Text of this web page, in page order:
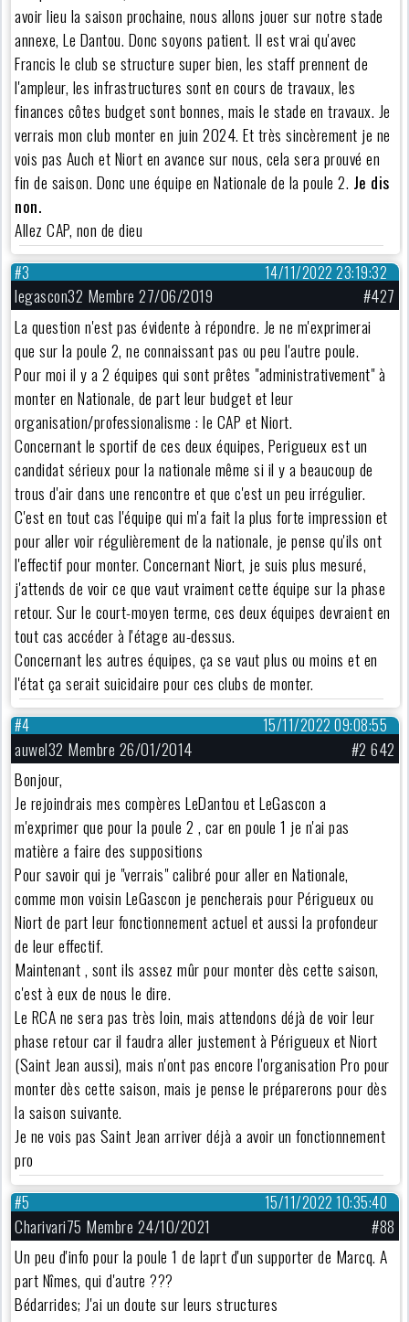
avoir lieu la saison prochaine, nous allons jouer sur notre stade
annexe, Le Dantou. Donc soyons patient. Il est vrai qu'avec
Francis le club se structure super bien, les staff prennent de
l'ampleur, les infrastructures sont en cours de travaux, les
finances côtes budget sont bonnes, mais le stade en travaux. Je
verrais mon club monter en juin 2024. Et très sincèrement je ne
vois pas Auch et Niort en avance sur nous, cela sera prouvé en
fin de saison. Donc une équipe en Nationale de la poule 2. Je dis
non.
Allez CAP, non de dieu
14/11/2022 23:19:32
#3
legascon32 Membre 27/06/2019
#427
La question n'est pas évidente à répondre. Je ne m'exprimerai
que sur la poule 2, ne connaissant pas ou peu l'autre poule.
Pour moi il y a 2 équipes qui sont prêtes "administrativement" à
monter en Nationale, de part leur budget et leur
organisation/professionalisme : le CAP et Niort.
Concernant le sportif de ces deux équipes, Perigueux est un
candidat sérieux pour la nationale même si il y a beaucoup de
trous d'air dans une rencontre et que c'est un peu irrégulier.
C'est en tout cas l'équipe qui m'a fait la plus forte impression et
pour aller voir régulièrement de la nationale, je pense qu'ils ont
l'effectif pour monter. Concernant Niort, je suis plus mesuré,
j'attends de voir ce que vaut vraiment cette équipe sur la phase
retour. Sur le court-moyen terme, ces deux équipes devraient en
tout cas accéder à l'étage au-dessus.
Concernant les autres équipes, ça se vaut plus ou moins et en
l'état ça serait suicidaire pour ces clubs de monter.
15/11/2022 09:08:55
#4
auwel32 Membre 26/01/2014
#2 642
Bonjour,
Je rejoindrais mes compères LeDantou et LeGascon a
m'exprimer que pour la poule 2 , car en poule 1 je n'ai pas
matière a faire des suppositions
Pour savoir qui je "verrais" calibré pour aller en Nationale,
comme mon voisin LeGascon je pencherais pour Périgueux ou
Niort de part leur fonctionnement actuel et aussi la profondeur
de leur effectif.
Maintenant , sont ils assez mûr pour monter dès cette saison,
c'est à eux de nous le dire.
Le RCA ne sera pas très loin, mais attendons déjà de voir leur
phase retour car il faudra aller justement à Périgueux et Niort
(Saint Jean aussi), mais n'ont pas encore l'organisation Pro pour
monter dès cette saison, mais je pense le préparerons pour dès
la saison suivante.
Je ne vois pas Saint Jean arriver déjà a avoir un fonctionnement
pro
15/11/2022 10:35:40
#5
Charivari75 Membre 24/10/2021
#88
Un peu d'info pour la poule 1 de laprt d'un supporter de Marcq. A
part Nîmes, qui d'autre ???
Bédarrides; J'ai un doute sur leurs structures